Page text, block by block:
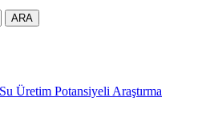
ARA
Üretim Potansiyeli Araştırma